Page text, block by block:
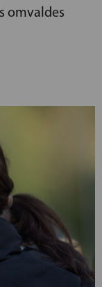
omvaldes